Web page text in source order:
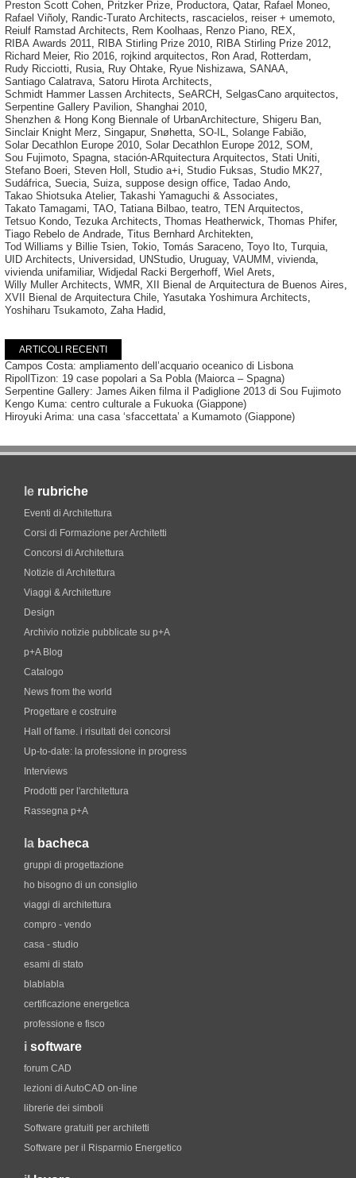
Preston Scott Cohen, Pritzker Prize, Productora, Qatar, Rafael Moneo,
Rafael Viñoly, Randic-Turato Architects, rascacielos, reiser + umemoto,
Reiulf Ramstad Architects, Rem Koolhaas, Renzo Piano, REX,
RIBA Awards 2011, RIBA Stirling Prize 2010, RIBA Stirling Prize 2012,
Richard Meier, Rio 2016, rojkind arquitectos, Ron Arad, Rotterdam,
Rudy Ricciotti, Rusia, Ruy Ohtake, Ryue Nishizawa, SANAA,
Santiago Calatrava, Satoru Hirota Architects,
Schmidt Hammer Lassen Architects, SeARCH , SelgasCano arquitectos,
Serpentine Gallery Pavilion, Shanghai 2010,
Shenzhen & Hong Kong Biennale of UrbanArchitecture, Shigeru Ban,
Sinclair Knight Merz, Singapur, Snøhetta, SO-IL, Solange Fabião,
Solar Decathlon Europe 2010, Solar Decathlon Europe 2012, SOM ,
Sou Fujimoto, Spagna, stación-ARquitectura Arquitectos, Stati Uniti,
Stefano Boeri, Steven Holl , Studio a+i, Studio Fuksas, Studio MK27,
Sudáfrica, Suecia, Suiza, suppose design office, Tadao Ando,
Takao Shiotsuka Atelier, Takashi Yamaguchi & Associates,
Takato Tamagami, TAO, Tatiana Bilbao, teatro, TEN Arquitectos,
Tetsuo Kondo, Tezuka Architects, Thomas Heatherwick, Thomas Phifer,
Tiago Rebelo de Andrade, Titus Bernhard Architekten,
Tod Williams y Billie Tsien, Tokio, Tomás Saraceno, Toyo Ito, Turquia,
UID Architects, Universidad, UNStudio, Uruguay, VAUMM , vivienda,
vivienda unifamiliar, Widjedal Racki Bergerhoff, Wiel Arets,
Willy Muller Architects, WMR, XII Bienal de Arquitectura de Buenos Aires,
XVII Bienal de Arquitectura Chile, Yasutaka Yoshimura Architects,
Yoshiharu Tsukamoto, Zaha Hadid,
ARTICOLI RECENTI
Campos Costa: ampliamento dell’acquario oceanico di Lisbona
RipollTizon: 19 case popolari a Sa Pobla (Maiorca – Spagna)
Serpentine Gallery: James Aiken filma il Padiglione 2013 di Sou Fujimoto
Kengo Kuma: centro culturale a Fukuoka (Giappone)
Hiroyuki Arima: una casa ‘sfaccettata’ a Kumamoto (Giappone)
le rubriche
Eventi di Architettura
Corsi di Formazione per Architetti
Concorsi di Architettura
Notizie di Architettura
Viaggi & Architetture
Design
Archivio notizie pubblicate su p+A
p+A Blog
Catalogo
News from the world
Progettare e costruire
Hall of fame. i risultati dei concorsi
Up-to-date: la professione in progress
Interviews
Prodotti per l'architettura
Rassegna p+A
la bacheca
gruppi di progettazione
ho bisogno di un consiglio
viaggi di architettura
compro - vendo
casa - studio
esami di stato
blablabla
certificazione energetica
professione e fisco
i software
forum CAD
lezioni di AutoCAD on-line
librerie dei simboli
Software gratuiti per architetti
Software per il Risparmio Energetico